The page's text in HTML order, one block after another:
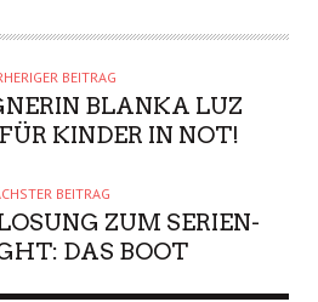
BEITRAG
BLANKA LUZ
KINDER IN NOT!
BEITRAG
ZUM SERIEN-
DAS BOOT